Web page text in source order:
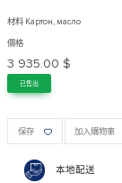
材料 Картон, масло
價格
3 935.00 $
已售出
保存 加入購物車
本地配送